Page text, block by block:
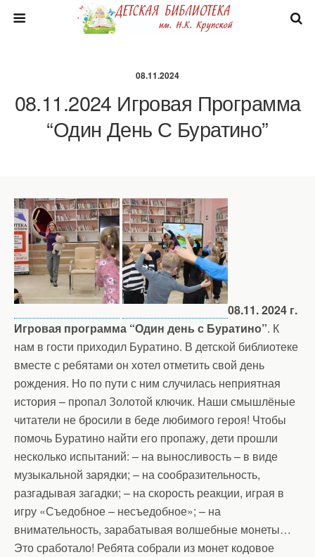
08.11.2024
08.11.2024 Игровая Программа
“Один День С Буратино”
08.11. 2024 г.
Игровая программа “Один день с Буратино”. К
нам в гости приходил Буратино. В детской библиотеке
вместе с ребятами он хотел отметить свой день
рождения. Но по пути с ним случилась неприятная
история – пропал Золотой ключик. Наши смышлёные
читатели не бросили в беде любимого героя! Чтобы
помочь Буратино найти его пропажу, дети прошли
несколько испытаний: – на выносливость – в виде
музыкальной зарядки; – на сообразительность,
разгадывая загадки; – на скорость реакции, играя в
игру «Съедобное – несъедобное»; – на
внимательность, зарабатывая волшебные монеты…
Это сработало! Ребята собрали из монет кодовое